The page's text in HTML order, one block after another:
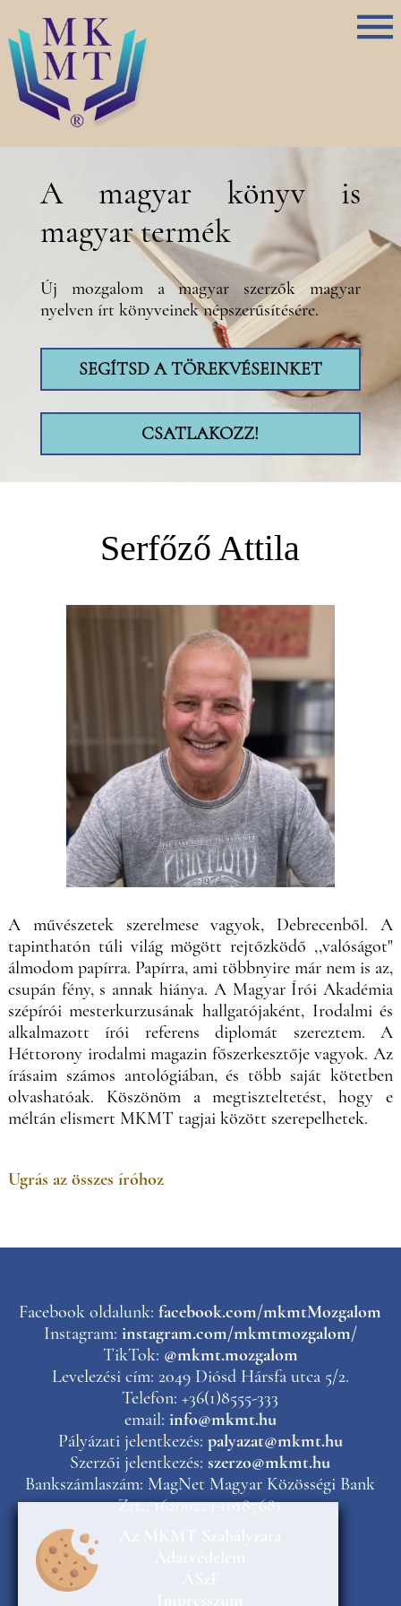
A magyar könyv is
magyar termék
Új mozgalom a magyar szerzők magyar
nyelven írt könyveinek népszerűsítésére.
SEGÍTSD A TÖREKVÉSEINKET
CSATLAKOZZ!
Serfőző Attila
A művészetek szerelmese vagyok, Debrecenből. A
tapinthatón túli világ mögött rejtőzködő ,,valóságot"
álmodom papírra. Papírra, ami többnyire már nem is az,
csupán fény, s annak hiánya. A Magyar Írói Akadémia
szépírói mesterkurzusának hallgatójaként, Irodalmi és
alkalmazott írói referens diplomát szereztem. A
Héttorony irodalmi magazin főszerkesztője vagyok. Az
írásaim számos antológiában, és több saját kötetben
olvashatóak. Köszönöm a megtiszteltetést, hogy e
méltán elismert MKMT tagjai között szerepelhetek.
Ugrás az összes íróhoz
Facebook oldalunk:facebook.com/mkmtMozgalom
Instagram: instagram.com/mkmtmozgalom/
TikTok: @mkmt.mozgalom
Levelezési cím: 2049 Diósd Hársfa utca 5/2.
Telefon: +36(1)8555-333
email: info@mkmt.hu
Pályázati jelentkezés: palyazat@mkmt.hu
Szerzői jelentkezés:szerzo@mkmt.hu
Bankszámlaszám: MagNet Magyar Közösségi Bank
Zrt., 16200223-10187681